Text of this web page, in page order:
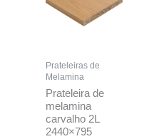
Prateleiras de
Melamina
Prateleira de
melamina
carvalho 2L
2440×795